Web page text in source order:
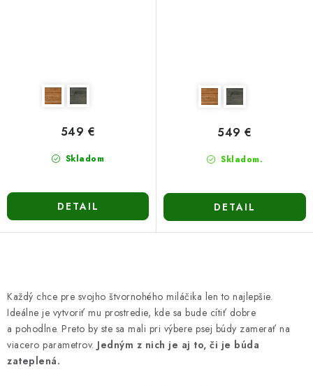
Skladom
549 €
DETAIL
Skladom.
549 €
DETAIL
v
l
á
d
a
Každý chce pre svojho štvornohého miláčika len to najlepšie.
Ideálne je vytvoriť mu prostredie, kde sa bude cítiť dobre
a pohodlne. Preto by ste sa mali pri výbere psej búdy zamerať na
viacero parametrov. Jedným z nich je aj to, či je búda
zateplená.